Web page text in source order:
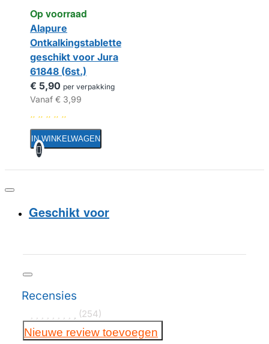
Op voorraad
Alapure
Ontkalkingstabletten
geschikt voor Jura
61848 (6st.)
€ 5,90 per verpakking
Vanaf € 3,99
IN WINKELWAGEN
Geschikt voor
Recensies
(254)
Nieuwe review toevoegen